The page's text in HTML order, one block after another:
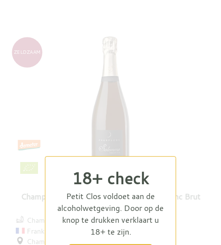
Champagne Esprit de Solemme Noir et Blanc Brut
Nature 2018
ZELDZAAM
Champagne Solemme
Frankrijk
Champagne
18+ check
Petit Clos voldoet aan de
alcoholwetgeving. Door op de
knop te drukken verklaart u
18+ te zijn.